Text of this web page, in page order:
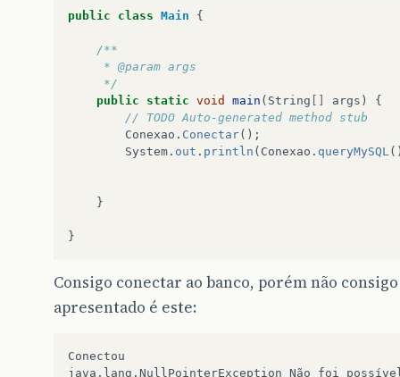
return
return
}
getConexao
(){
conexao ;
public
double latitude =0;
sql =
"select latitude from
public class Main {
/**
	 * @param args
	 */
public
static void main ( String args )
{
// TODO Auto-generated method stub
Conexao . Conectar();
System . out . println ( Conexao . queryMySQL
}
}
Consigo conectar ao banco, porém não
apresentado é este:
Conectou